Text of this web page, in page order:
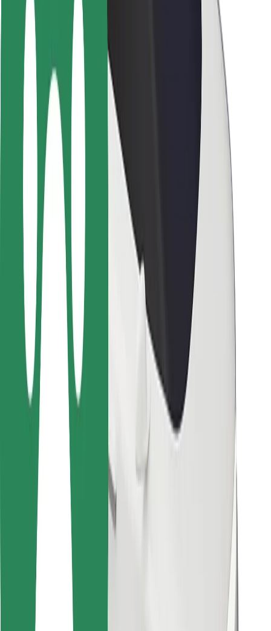
Segurança dos passageiros
Segurança dos motoristas
Segurança das trotinetes
Safety Lab
Cidades
Localizações
Soluções para as cidades
Aeroportos
Estações de carregamento da Bolt
Ajuda
Para passageiros
Para motoristas
Para estafetas
Bolt Food
Para gestores de frota
Para restaurantes
Bolt for Business
Outros
Termos & Condições
Cookies
Uma viagem em poucos minutos!
Instalar app da Bolt
Encontra o teu prato favorito!
Instalar app da Bolt Food